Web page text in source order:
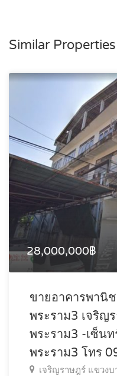
Similar Properties
28,000,000฿
ขายอาคารพานิ
พระราม3 เจริญ
พระราม3 -เซ็น
พระราม3 โทร
เจริญราษฎร์ แขวง